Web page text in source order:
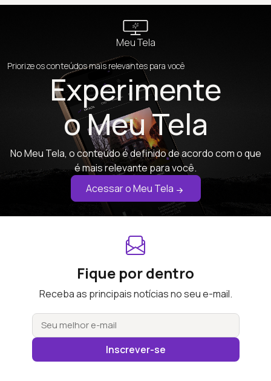
Meu Tela
Priorize os conteúdos mais relevantes para você
Experimente
o Meu Tela
No Meu Tela, o conteúdo é definido de acordo com o que
é mais relevante para você.
Acessar o Meu Tela
Fique por dentro
Receba as principais notícias no seu e-mail.
Inscrever-se